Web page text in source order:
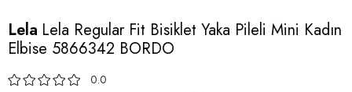
Lela Lela Regular Fit Bisiklet Yaka Pileli Mini Kadın
Elbise 5866342 BORDO
0.0